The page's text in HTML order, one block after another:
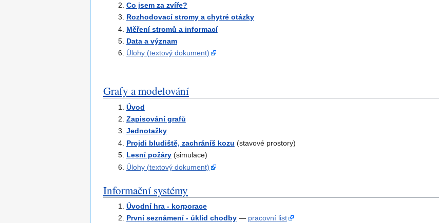
Co jsem za zvíře?
Rozhodovací stromy a chytré otázky
Měření stromů a informací
Data a význam
Úlohy (textový dokument)
Grafy a modelování
Úvod
Zapisování grafů
Jednotažky
Projdi bludiště, zachráníš kozu (stavové prostory)
Lesní požáry(simulace)
Úlohy (textový dokument)
Informační systémy
Úvodní hra - korporace
První seznámení - úklid chodby — pracovní list